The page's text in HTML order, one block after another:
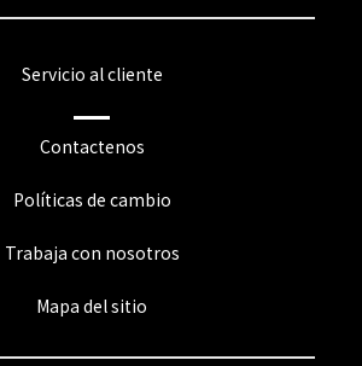
Servicio al cliente
Contactenos
Políticas de cambio
Trabaja con nosotros
Mapa del sitio